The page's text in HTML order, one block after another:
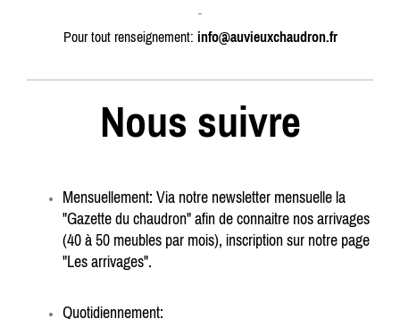
-
Pour tout renseignement: info@auvieuxchaudron.fr
Nous suivre
Mensuellement: Via notre newsletter mensuelle la
"Gazette du chaudron" afin de connaitre nos arrivages
(40 à 50 meubles par mois), inscription sur notre page
"Les arrivages".
Quotidiennement: